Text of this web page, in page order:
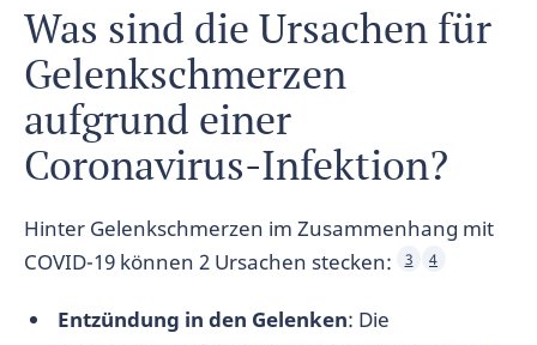
Was sind die Ursachen für
Gelenkschmerzen
aufgrund einer
Coronavirus-Infektion?
Hinter Gelenkschmerzen im Zusammenhang mit
COVID-19 können 2 Ursachen stecken:
3 4
Entzündung in den Gelenken: Die